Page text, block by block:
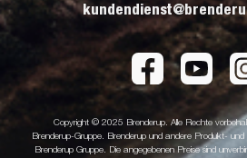
Copyright © 2025 Brenderup. Alle Rechte
Brenderup-Gruppe. Brenderup und andere Produkt-
Brenderup Gruppe. Die angegebenen Preise sind